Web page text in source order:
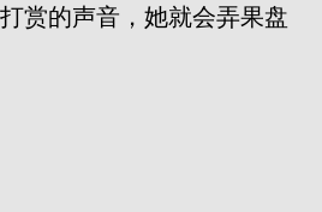
赏的声音，她就会弄果盘